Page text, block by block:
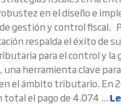
en el diseño e
gestión y control fiscal.
respalda el éxito de
para el control y la
una herramienta clave
el ámbito tributario. En
el pago de 4.074 ...